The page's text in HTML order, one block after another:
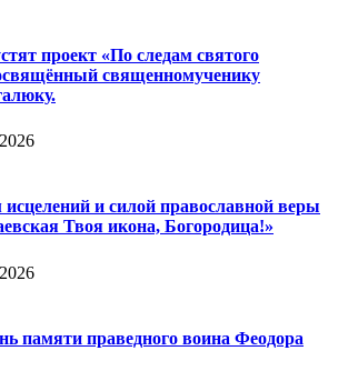
проект «По следам святого
священномученику
и силой православной веры
Твоя икона, Богородица!»
памяти праведного воина Феодора